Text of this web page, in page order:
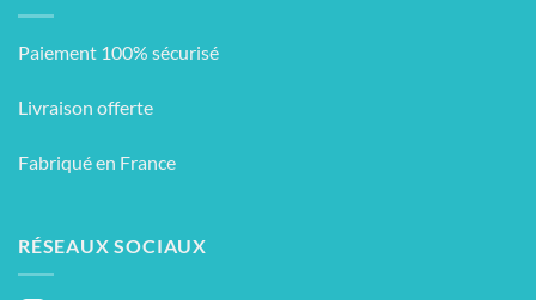
Paiement 100% sécurisé
Livraison offerte
Fabriqué en France
RÉSEAUX SOCIAUX